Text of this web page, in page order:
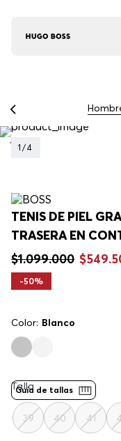
1 /4
TENIS DE PIEL
TRASERA EN
$1.099.000 $549.
-50%
Color: Blanco
Guía de tallas
Talla
39 40 41
Asistente Virtual
en línea